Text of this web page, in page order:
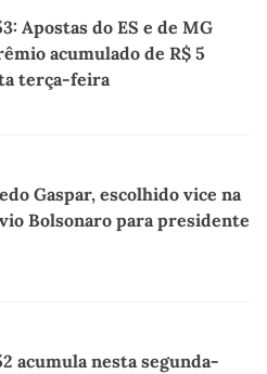
Apostas do ES e de MG
acumulado de R$ 5
terça-feira
Gaspar, escolhido vice na
Bolsonaro para presidente
acumula nesta segunda-